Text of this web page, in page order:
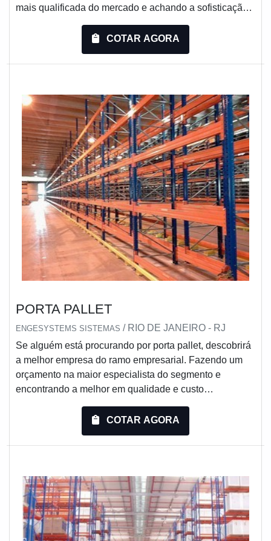
mais qualificada do mercado e achando a sofisticação,
DETALHES SOBRE PORTA PALLET
DESLIZANTEQuem quer achar porta pallet deslizante
em uma empresa inovadora, depara com a
encontrar cantilever e dis...
COTAR AGORA
PORTA PALLET
ENGESYSTEMS SISTEMAS / RIO DE JANEIRO - RJ
Se alguém está procurando por porta pallet, descobrirá
a melhor empresa do ramo empresarial. Fazendo um
orçamento na maior especialista do segmento e
encontrando a melhor em qualidade e custo
melhores profissionais da Engesystems Sistemas de
Armazenagens encontramos proteção com atendimento
em todo território brasileiro e países do Mercosul.MAIS
COTAR AGORA